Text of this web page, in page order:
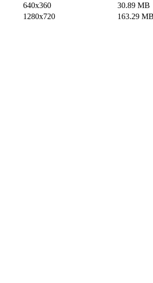
640x360
30.89 MB
1280x720 163.29